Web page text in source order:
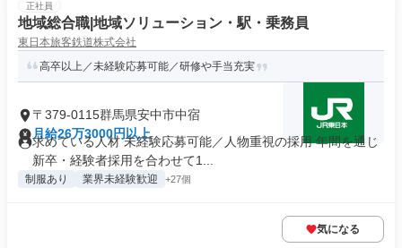
正社員
地域総合職|地域ソリューション・駅・乗務員
東日本旅客鉄道株式会社
高卒以上／未経験応募可能／研修や手当充実
〒379-0115群馬県安中市中宿
月給26万3000円以上
求めている人材 未経験応募可能／人物重視の採用 年間を通じ
新卒・経験者採用を合わせて1...
制服あり 業界未経験歓迎 +27個
気になる